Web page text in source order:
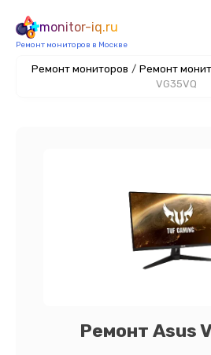
monitor-iq.ru
Ремонт мониторов в Москве
Ремонт мониторов / Ремонт
VG35VQ
Ремонт Asus